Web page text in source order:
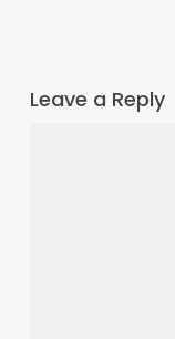
Leave a Reply